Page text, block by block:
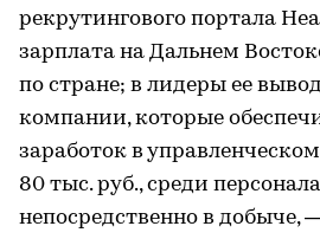
рекрутингового портала
зарплата на Дальнем
по стране; в лидеры ее
компании, которые
заработок в
80 тыс. руб., среди
непосредственно в добыче,